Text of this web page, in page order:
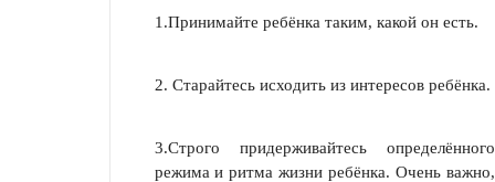
1.Принимайте ребёнка таким, какой он есть.
2. Старайтесь исходить из интересов ребёнка.
3.Строго придерживайтесь определённого
режима и ритма жизни ребёнка. Очень важно,